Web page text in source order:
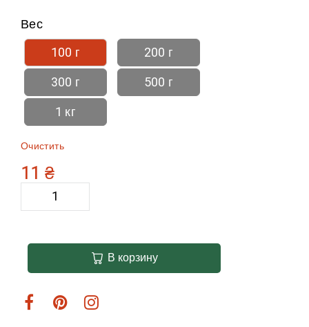
Вес
100 г
200 г
300 г
500 г
1 кг
Очистить
11₴
В корзину